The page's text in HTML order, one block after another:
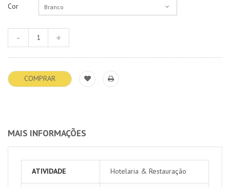
Cor Branco
COMPRAR
MAIS INFORMAÇÕES
ATIVIDADE Hotelaria & Restauração